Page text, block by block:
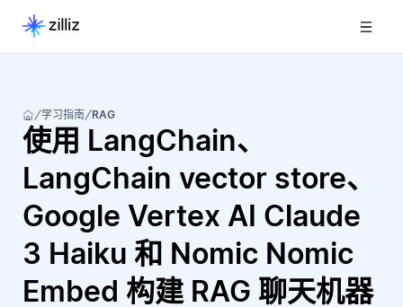
学习指南 RAG
使用 LangChain、
LangChain vector store、
Google Vertex AI Claude
3 Haiku 和 Nomic Nomic
Embed 构建 RAG 聊天机器